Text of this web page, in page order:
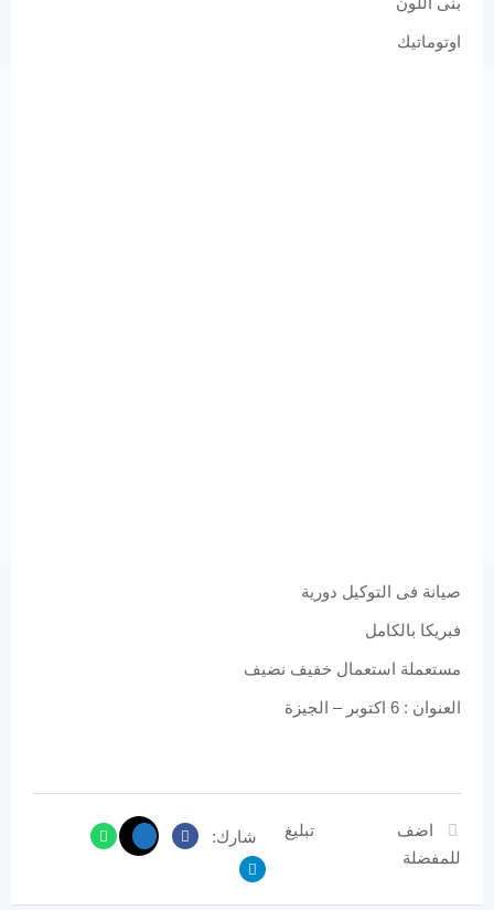
اوتوماتيك
صيانة فى التوكيل دورية
فبريكا بالكامل
مستعملة استعمال خفيف نضيف
العنوان : 6 اكتوبر – الجيزة
اضف
للمفضلة
تبليغ شارك: